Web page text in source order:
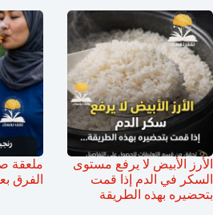
الأرز الأبيض لا يرفع مستوى
السكر في الدم إذا قمت
بتحضيره بهذه الطريقة
ملعقة
الفرق